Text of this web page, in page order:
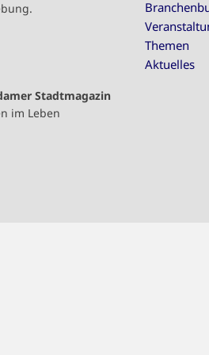
Stadtmagazin
im Leben
Themen
Aktuelles